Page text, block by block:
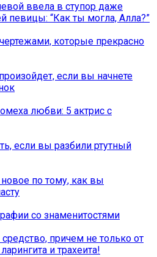
ввела в ступор даже
певицы: “Как ты могла, Алла?”
которые прекрасно
если вы начнете
любви: 5 актрис с
если вы разбили ртутный
новое по тому, как вы
со знаменитостями
причем не только от
и трахеита!